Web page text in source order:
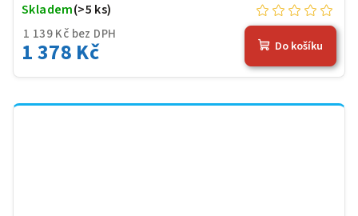
1 139 Kč bez DPH
1 378 Kč
Skladem(>5 ks)
Do košíku